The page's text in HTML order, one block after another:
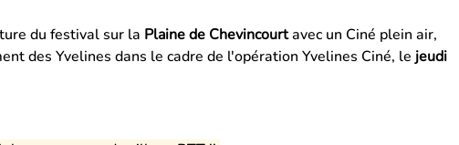
du festival sur la Plaine de Chevincourtavec un Ciné plein air,
des Yvelines dans le cadre de l'opération Yvelines Ciné, le jeudi